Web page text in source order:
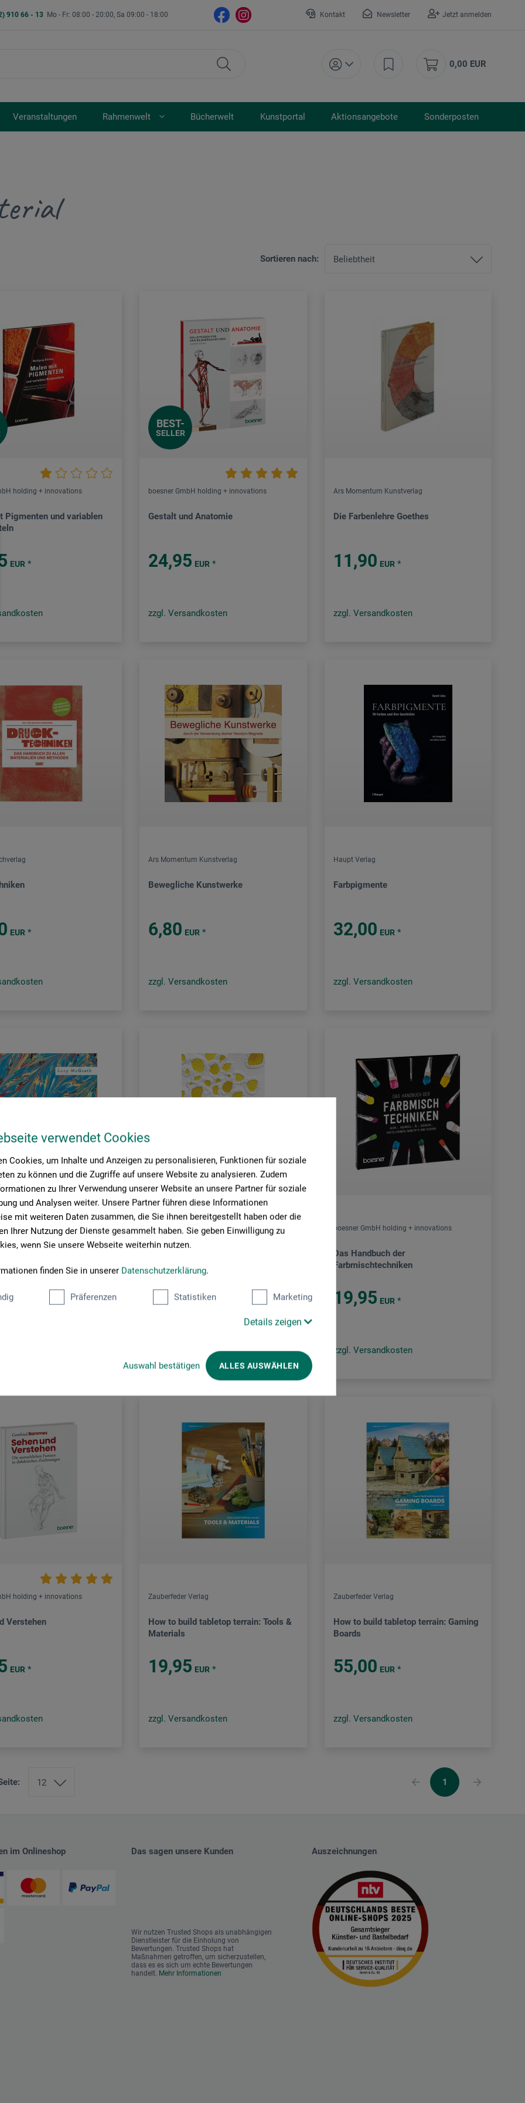
verwendet Cookies
Cookies, um Inhalte und Anzeigen zu personalisieren, Funktionen für soziale
zu können und die Zugriffe auf unsere Website zu analysieren. Zudem
zu Ihrer Verwendung unserer Website an unsere Partner für soziale
und Analysen weiter. Unsere Partner führen diese Informationen
mit weiteren Daten zusammen, die Sie ihnen bereitgestellt haben oder die
Ihrer Nutzung der Dienste gesammelt haben. Sie geben Einwilligung zu
wenn Sie unsere Webseite weiterhin nutzen.
finden Sie in unserer Datenschutzerklärung.
Präferenzen Statistiken Marketing
Details zeigen
Auswahl bestätigen ALLES AUSWÄHLEN
910 66 - 13 Mo - Fr: 08:00 - 20:00, Sa 09:00 - 18:00 Kontakt Newsletter Jetzt anmelden
0,00 EUR
Veranstaltungen Rahmenwelt Bücherwelt Kunstportal Aktionsangebote Sonderposten
Sortieren nach:
holding + innovations
Pigmenten und variablen
EUR *
BEST-
SELLER
boesner GmbH holding + innovations
Gestalt und Anatomie
24,95 EUR *
zzgl. Versandkosten
Ars Momentum Kunstverlag
Die Farbenlehre Goethes
11,90 EUR *
zzgl. Versandkosten
EUR *
Ars Momentum Kunstverlag
Bewegliche Kunstwerke
6,80 EUR *
zzgl. Versandkosten
Haupt Verlag
Farbpigmente
32,00 EUR *
zzgl. Versandkosten
EUR
Haupt Verlag
29,90 EUR *
zzgl. Versandkosten
boesner GmbH holding + innovations
Das Handbuch der
Farbmischtechniken
19,95 EUR *
zzgl. Versandkosten
holding + innovations
Verstehen
EUR *
Zauberfeder Verlag
How to build tabletop terrain: Tools &
Materials
19,95 EUR *
zzgl. Versandkosten
Zauberfeder Verlag
How to build tabletop terrain: Gaming
Boards
55,00 EUR *
zzgl. Versandkosten
1
im Onlineshop Das sagen unsere Kunden
Wir nutzen Trusted Shops als unabhängigen
Dienstleister für die Einholung von
Bewertungen. Trusted Shops hat
Maßnahmen getroffen, um sicherzustellen,
dass es es sich um echte Bewertungen
handelt. Mehr Informationen
Auszeichnungen